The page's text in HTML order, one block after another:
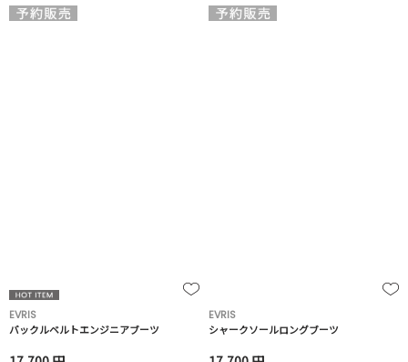
EVRIS
バックルベルトエンジニアブーツ
EVRIS
シャークソールロングブーツ